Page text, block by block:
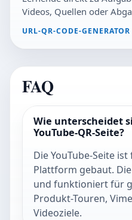
Videos, Quellen oder
URL-QR-CODE-GENERATOR
FAQ
Wie unterscheidet
YouTube-QR-Seite?
Die YouTube-Seite
Plattform gebaut.
und funktioniert für
Produkt-Touren,
Videoziele.